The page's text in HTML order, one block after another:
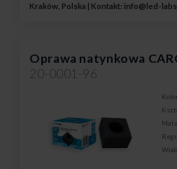
Kraków, Polska | Kontakt: info@led-
Oprawa natynkowa
20-0001-96